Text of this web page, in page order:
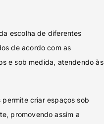
escolha de diferentes
de acordo com as
e sob medida, atendendo às
permite criar espaços sob
promovendo assim a